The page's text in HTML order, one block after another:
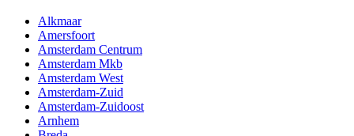
Alkmaar
Amersfoort
Amsterdam Centrum
Amsterdam Mkb
Amsterdam West
Amsterdam-Zuid
Amsterdam-Zuidoost
Arnhem